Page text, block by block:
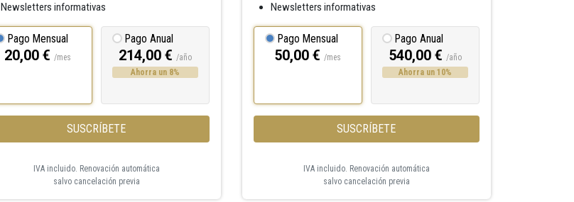
Newsletters informativas
Pago Mensual
20,00 €/mes
Pago Anual
214,00 €/año
Ahorra un 8%
SUSCRÍBETE
IVA incluido. Renovación automática
salvo cancelación previa
Newsletters informativas
Pago Mensual
50,00 €/mes
Pago Anual
540,00 €/año
Ahorra un 10%
SUSCRÍBETE
IVA incluido. Renovación automática
salvo cancelación previa